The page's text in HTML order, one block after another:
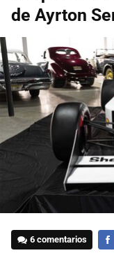
de Ayrton
6 comentarios